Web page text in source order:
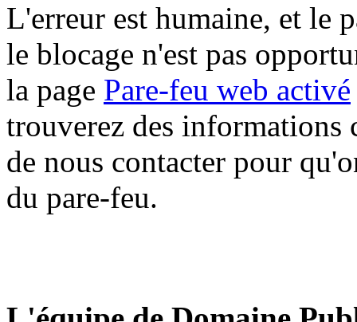
L'erreur est humaine, et le
le blocage n'est pas
la page Pare-feu web activé
trouverez des informations
de nous contacter pour
du pare-feu.